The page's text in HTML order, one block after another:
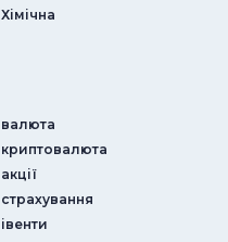
Хімічна
валюта
криптовалюта
акції
страхування
iвенти